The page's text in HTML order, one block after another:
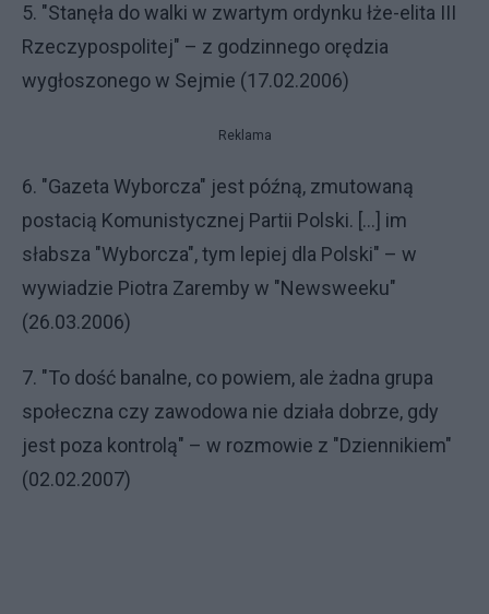
5. "Stanęła do walki w zwartym ordynku łże-elita III
Rzeczypospolitej" – z godzinnego orędzia
wygłoszonego w Sejmie (17.02.2006)
Reklama
6. "Gazeta Wyborcza" jest późną, zmutowaną
postacią Komunistycznej Partii Polski. [...] im
słabsza "Wyborcza", tym lepiej dla Polski" – w
wywiadzie Piotra Zaremby w "Newsweeku"
(26.03.2006)
7. "To dość banalne, co powiem, ale żadna grupa
społeczna czy zawodowa nie działa dobrze, gdy
jest poza kontrolą" – w rozmowie z "Dziennikiem"
(02.02.2007)